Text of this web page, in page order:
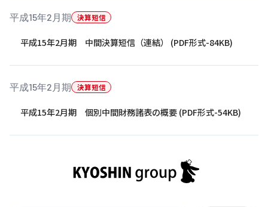
DXビジョン・DX戦略
Kyoshin Digital Academy
卓越した安全・安心を目指して
基本方針
安全と安心への取り組み
平成15年2月期 決算短信
平成15年2月期 中間決算短信（連結） (PDF形式-84KB)
平成15年2月期 決算短信
平成15年2月期 個別中間財務諸表の概要 (PDF形式-54KB)